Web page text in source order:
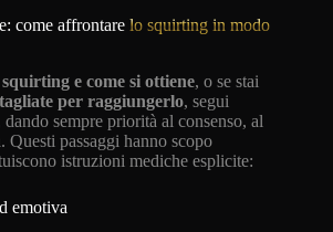
come affrontare lo squirting in modo
squirting e come si ottiene, o se stai
per raggiungerlo, segui
sempre priorità al consenso, al
Questi passaggi hanno scopo
istruzioni mediche esplicite:
emotiva